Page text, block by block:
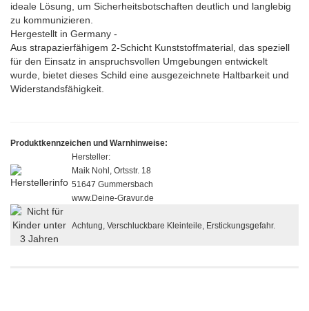
ideale Lösung, um Sicherheitsbotschaften deutlich und langlebig
zu kommunizieren.
Hergestellt in Germany -
Aus strapazierfähigem 2-Schicht Kunststoffmaterial, das speziell
für den Einsatz in anspruchsvollen Umgebungen entwickelt
wurde, bietet dieses Schild eine ausgezeichnete Haltbarkeit und
Widerstandsfähigkeit.
Produktkennzeichen und Warnhinweise:
Hersteller:
Maik Nohl, Ortsstr. 18
51647 Gummersbach
www.Deine-Gravur.de
Achtung, Verschluckbare Kleinteile, Erstickungsgefahr.